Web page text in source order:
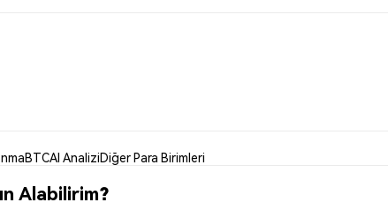
BTCAI AnaliziDiğer Para Birimleri
Alabilirim?